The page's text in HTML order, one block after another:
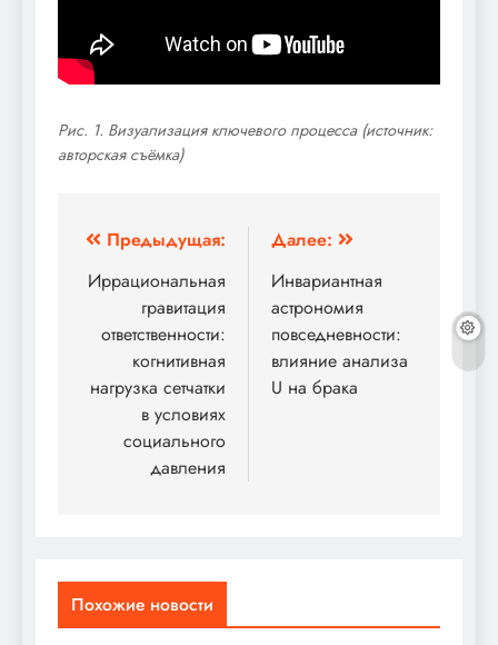
Рис. 1. Визуализация ключевого процесса (источник:
авторская съёмка)
Навигация
по
записям
Предыдущая:
Иррациональная
гравитация
ответственности:
когнитивная
нагрузка сетчатки
в условиях
социального
давления
Далее:
Инвариантная
астрономия
повседневности:
влияние анализа
U на брака
Похожие новости